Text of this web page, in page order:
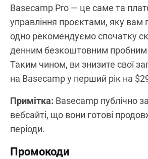
Basecamp Pro — це саме та
управління проєктами, яку вам
одно рекомендуємо спочатку
денним безкоштовним пробним
Таким чином, ви знизите свої
на Basecamp у перший рік на
Примітка: Basecamp публічно
вебсайті, що вони готові
періоди.
Промокоди